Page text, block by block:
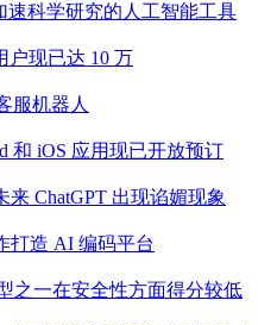
速科学研究的人工智能工具
户现已达 10 万
服机器人
和 iOS 应用现已开放预订
ChatGPT 出现谄媚现象
打造 AI 编码平台
之一在安全性方面得分较低